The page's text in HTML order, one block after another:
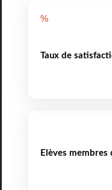
%
Taux de
Elèves membres